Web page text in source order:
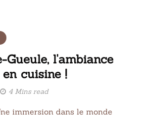
Gueule, l'ambiance
cuisine !
4 Mins read
immersion dans le monde